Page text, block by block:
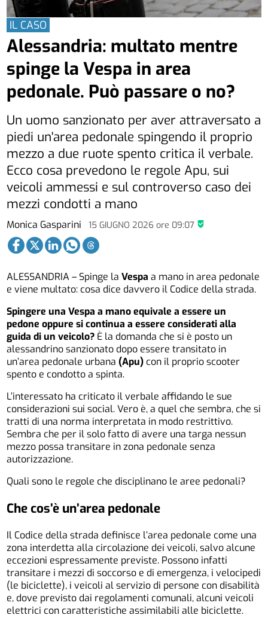
Monica Gasparini 15 GIUGNO 2026ore 09:07
IL CASO
Alessandria: multato mentre
spinge la Vespa in area
pedonale. Può passare o no?
Un uomo sanzionato per aver attraversato a
piedi un'area pedonale spingendo il proprio
mezzo a due ruote spento critica il verbale.
Ecco cosa prevedono le regole Apu, sui
veicoli ammessi e sul controverso caso dei
mezzi condotti a mano
ALESSANDRIA – Spinge laVespa a mano in area pedonale
e viene multato: cosa dice davvero il Codice della strada.
Spingere una Vespa a mano equivale a essere un
pedone oppure si continua a essere considerati alla
guida di un veicolo? È la domanda che si è posto un
alessandrino sanzionato dopo essere transitato in
un’area pedonale urbana (Apu) con il proprio scooter
spento e condotto a spinta.
L’interessato ha criticato il verbale affidando le sue
considerazioni sui social. Vero è, a quel che sembra, che si
tratti di una norma interpretata in modo restrittivo.
Sembra che per il solo fatto di avere una targa nessun
mezzo possa transitare in zona pedonale senza
autorizzazione.
Quali sono le regole che disciplinano le aree pedonali?
Che cos’è un’area pedonale
Il Codice della strada definisce l’area pedonale come una
zona interdetta alla circolazione dei veicoli, salvo alcune
eccezioni espressamente previste. Possono infatti
transitare i mezzi di soccorso e di emergenza, i velocipedi
(le biciclette), i veicoli al servizio di persone con disabilità
e, dove previsto dai regolamenti comunali, alcuni veicoli
elettrici con caratteristiche assimilabili alle biciclette.